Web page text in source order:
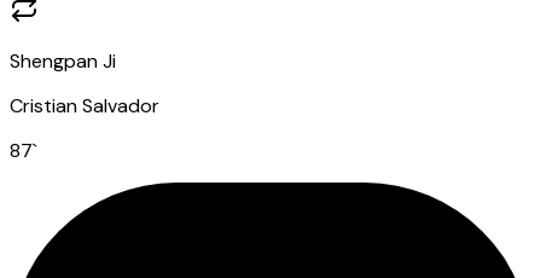
Shengpan Ji
Cristian Salvador
87`